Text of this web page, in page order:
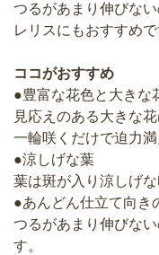
つるがあまり伸びな
レリスにもおすすめで
ココがおすすめ
●豊富な花色と大きな
見応えのある大きな
一輪咲くだけで迫力満
●涼しげな葉
葉は斑が入り涼しげな
●あんどん仕立て向き
つるがあまり伸びな
す。